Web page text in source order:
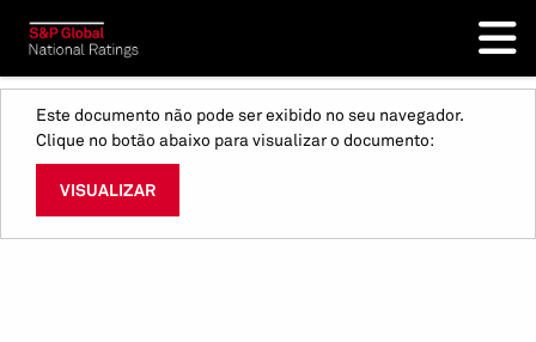
Este documento não pode ser exibido no seu navegador.
Clique no botão abaixo para visualizar o documento:
VISUALIZAR